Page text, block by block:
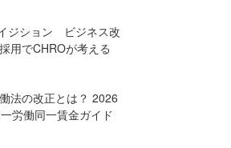
ジション ビジネス改
用でCHROが考える
法の改正とは？ 2026
労働同一賃金ガイド